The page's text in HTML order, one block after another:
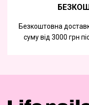
Безкоштовна
суму від 3000 грн